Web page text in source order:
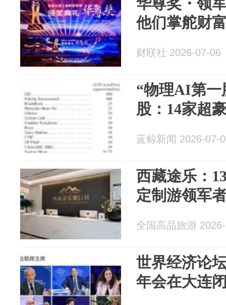
华尊奖・领
他们掌舵财
财联社 2026-07-06
“物理AI第一
股：14家超
蓝鲸新闻 2026-07-
西藏途乐：
定制游领军
全国高品旅游
世界经济论
年会在大连